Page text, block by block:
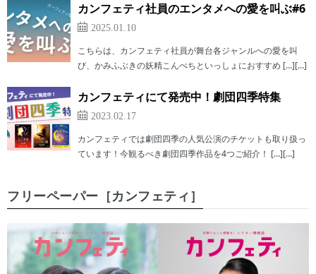
カンフェティ社員のエンタメへの愛を叫ぶ#6
2025.01.10
こちらは、カンフェティ社員が舞台各ジャンルへの愛を叫
び、かみふぶきの妖精こんぺちといっしょにおすすめ […][…]
カンフェティにて発売中！劇団四季特集
2023.02.17
カンフェティでは劇団四季の人気公演のチケットも取り扱っ
ています！今観るべき劇団四季作品を4つご紹介！ […][…]
フリーペーパー［カンフェティ］